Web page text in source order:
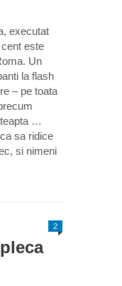
executat
este
Un
la flash
– pe toata
…
sa ridice
si nimeni
2